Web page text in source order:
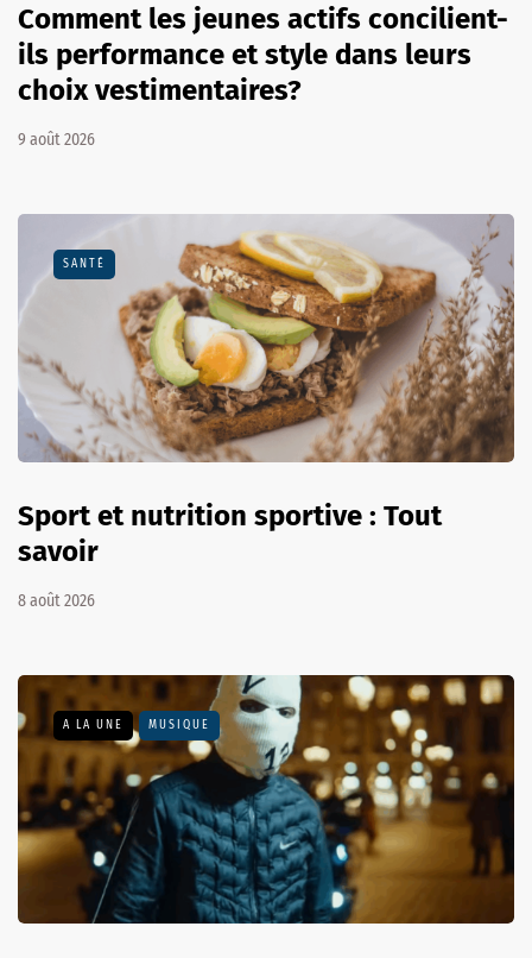
Comment les jeunes actifs concilient-
ils performance et style dans leurs
choix vestimentaires?
9 août 2026
SANTÉ
Sport et nutrition sportive : Tout
savoir
8 août 2026
A LA UNE MUSIQUE